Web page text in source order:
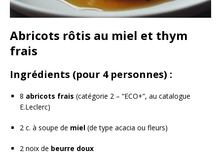
Abricots rôtis au miel et thym
frais
Ingrédients (pour 4 personnes) :
8 abricots frais (catégorie 2 – “ECO+”, au catalogue
E.Leclerc)
2 c. à soupe de miel (de type acacia ou fleurs)
2 noix de beurre doux